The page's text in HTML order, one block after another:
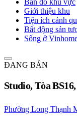
Bản đồ khu vực
Giới thiệu khu
Tiện ích cảnh
Bất động sản
Sống ở
ĐANG BÁN
Studio, Tòa
Phường Long Thạnh